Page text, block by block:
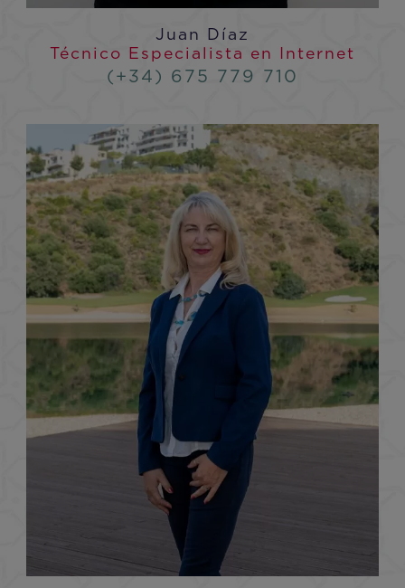
Juan Díaz
Técnico Especialista en Internet
(+34) 675 779 710